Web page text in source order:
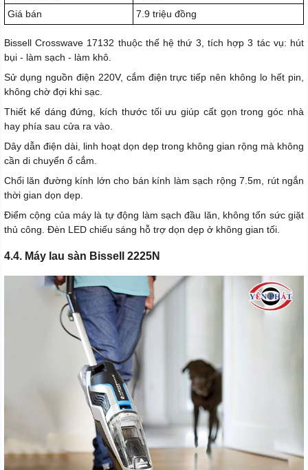
Giá bán
7.9 triệu đồng
Bissell Crosswave 17132 thuộc thế hệ thứ 3, tích hợp 3 tác vụ: hút
bụi - làm sạch - làm khô.
Sử dụng nguồn điện 220V, cắm điện trực tiếp nên không lo hết pin,
không chờ đợi khi sạc.
Thiết kế dáng đứng, kích thước tối ưu giúp cất gọn trong góc nhà
hay phía sau cửa ra vào.
Dây dẫn điện dài, linh hoạt dọn dẹp trong không gian rộng mà không
cần di chuyển ổ cắm.
Chổi lăn đường kính lớn cho bán kính làm sạch rộng 7.5m, rút ngắn
thời gian dọn dẹp.
Điểm cộng của máy là tự động làm sạch đầu lăn, không tốn sức giặt
thủ công. Đèn LED chiếu sáng hỗ trợ dọn dẹp ở không gian tối.
4.4. Máy lau sàn Bissell 2225N